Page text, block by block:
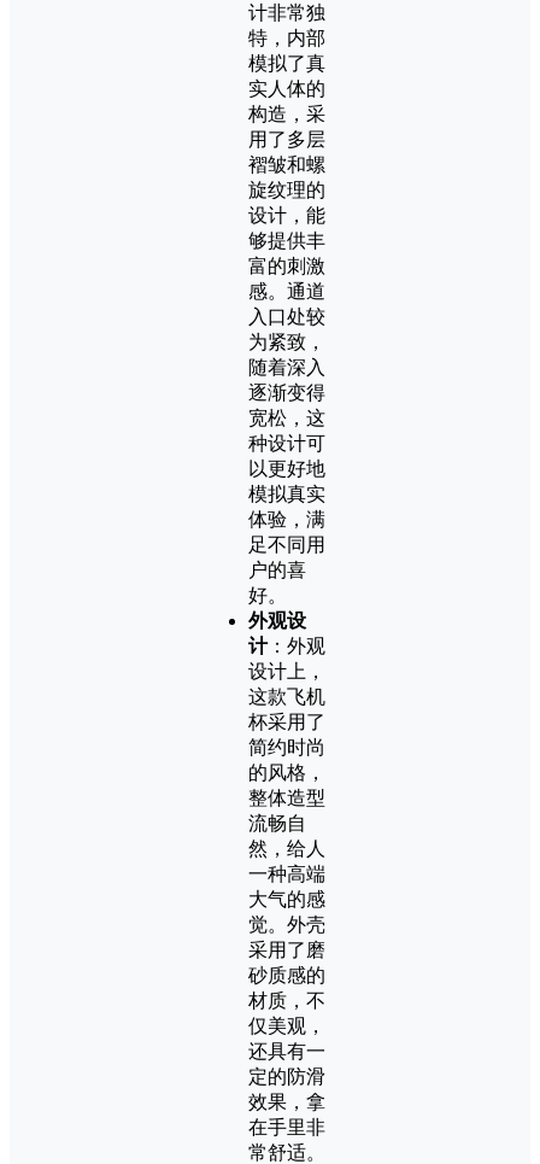
计非常独
特，内部
模拟了真
实人体的
构造，采
用了多层
褶皱和螺
旋纹理的
设计，能
够提供丰
富的刺激
感。通道
入口处较
为紧致，
随着深入
逐渐变得
宽松，这
种设计可
以更好地
模拟真实
体验，满
足不同用
户的喜
好。
外观设
计：外观
设计上，
这款飞机
杯采用了
简约时尚
的风格，
整体造型
流畅自
然，给人
一种高端
大气的感
觉。外壳
采用了磨
砂质感的
材质，不
仅美观，
还具有一
定的防滑
效果，拿
在手里非
常舒适。